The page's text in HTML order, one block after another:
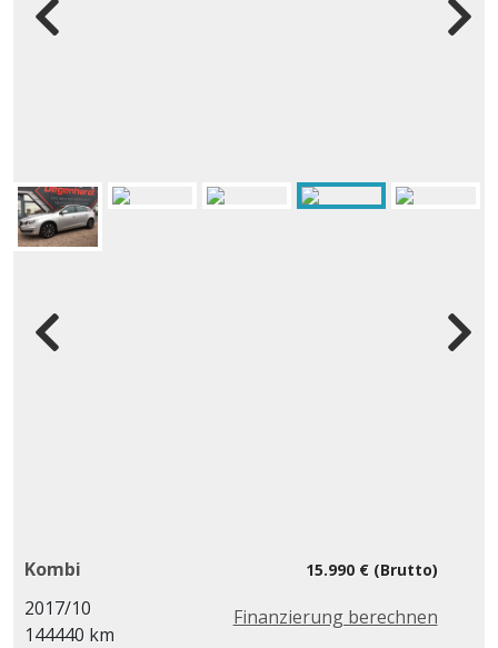
15.990 € (Brutto)
Finanzierung berechnen
Kombi
2017/10
144440 km